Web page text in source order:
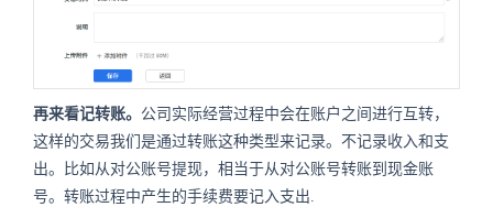
再来看记转账。 公司实际经营过程中会在账户之间进行互转，
这样的交易我们是通过转账这种类型来记录。不记录收入和支
出。比如从对公账号提现，相当于从对公账号转账到现金账
号。转账过程中产生的手续费要记入支出.